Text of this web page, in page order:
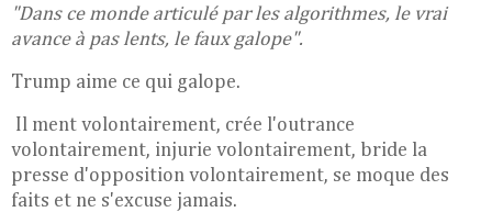
"Dans ce monde articulé par les algorithmes, le vrai
avance à pas lents, le faux galope".
Trump aime ce qui galope.
Il ment volontairement, crée l'outrance
volontairement, injurie volontairement, bride la
presse d'opposition volontairement, se moque des
faits et ne s'excuse jamais.